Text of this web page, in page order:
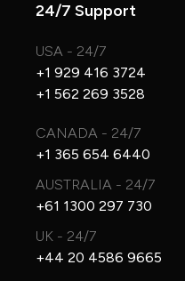
24/7 Support
USA - 24/7
+1 929 416 3724
+1 562 269 3528
CANADA - 24/7
+1 365 654 6440
AUSTRALIA - 24/7
+61 1300 297 730
UK - 24/7
+44 20 4586 9665